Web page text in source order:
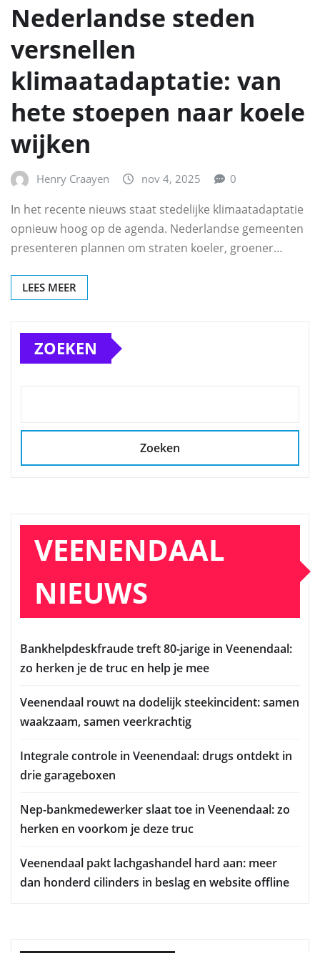
Nederlandse steden
versnellen
klimaatadaptatie: van
hete stoepen naar koele
wijken
Henry Craayen nov 4, 2025 0
In het recente nieuws staat stedelijke klimaatadaptatie
opnieuw hoog op de agenda. Nederlandse gemeenten
presenteren plannen om straten koeler, groener…
LEES MEER
ZOEKEN
Zoeken
VEENENDAAL
NIEUWS
Bankhelpdeskfraude treft 80-jarige in Veenendaal:
zo herken je de truc en help je mee
Veenendaal rouwt na dodelijk steekincident: samen
waakzaam, samen veerkrachtig
Integrale controle in Veenendaal: drugs ontdekt in
drie garageboxen
Nep-bankmedewerker slaat toe in Veenendaal: zo
herken en voorkom je deze truc
Veenendaal pakt lachgashandel hard aan: meer
dan honderd cilinders in beslag en website offline